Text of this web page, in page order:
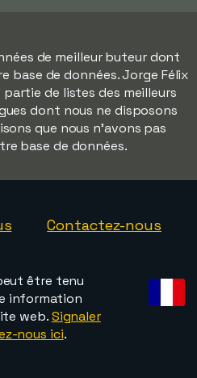
de meilleur buteur dont
base de données. Jorge Félix
de listes des meilleurs
dont nous ne disposons
que nous n'avons pas
base de données.
Contactez-nous
être tenu
information
web.Signaler
nous ici.